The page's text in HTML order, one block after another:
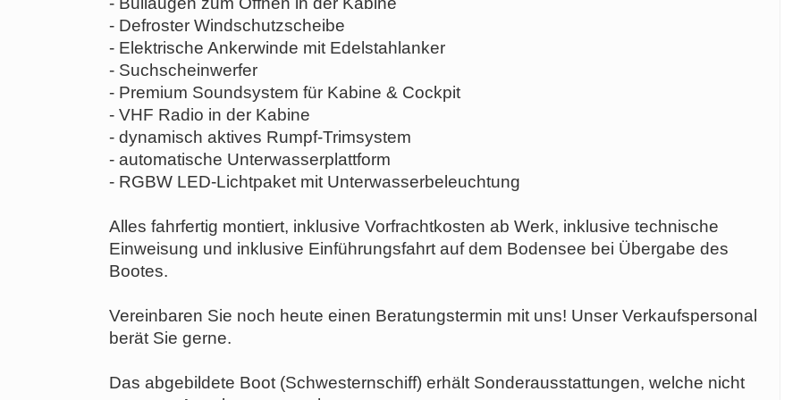
- Defroster Windschutzscheibe
- Elektrische Ankerwinde mit Edelstahlanker
- Suchscheinwerfer
- Premium Soundsystem für Kabine & Cockpit
- VHF Radio in der Kabine
- dynamisch aktives Rumpf-Trimsystem
- automatische Unterwasserplattform
- RGBW LED-Lichtpaket mit Unterwasserbeleuchtung
Alles fahrfertig montiert, inklusive Vorfrachtkosten ab Werk, inklusive technische
Einweisung und inklusive Einführungsfahrt auf dem Bodensee bei Übergabe des
Bootes.
Vereinbaren Sie noch heute einen Beratungstermin mit uns! Unser Verkaufspersonal
berät Sie gerne.
Das abgebildete Boot (Schwesternschiff) erhält Sonderausstattungen, welche nicht